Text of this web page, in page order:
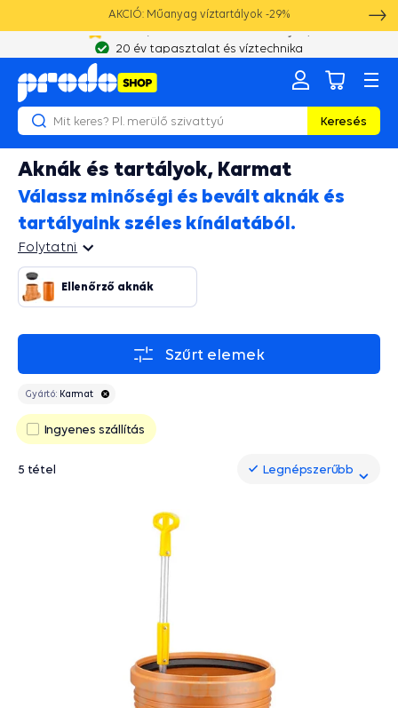
AKCIÓ: Műanyag víztartályok -29%
20 év tapasztalat és víztechnika
Keresés
Aknák és tartályok, Karmat
Válassz minőségi és bevált aknák és
tartályaink széles kínálatából.
Folytatni
FolytatniEllenőrző aknák
Szűrt elemek
Gyártó: Karmat
Ingyenes szállítás
5 tétel Legnépszerűbb
Legnépszerűbb